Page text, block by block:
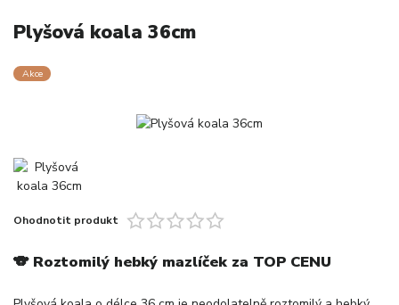
Plyšová koala 36cm
Akce
Ohodnotit produkt
🐨 Roztomilý hebký mazlíček za TOP CENU